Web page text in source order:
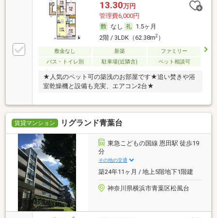
13.30万円
管理費6,000円
なし
1.5ヶ月
2階 / 3LDK（62.38m2）
敷金なし 新築
ファミリー
バス・トイレ別
駐車場(近隣含) ペット相談可
★人気のペット可の築浅のお部屋です★追い焚きや浴
室乾燥機と設備も充実、エアコン2台★
賃貸マンション リグランド青葉台
東急こどもの国線 恩田駅 徒歩19
分
その他の交通
築24年11ヶ月 / 地上5階地下1階建
神奈川県横浜市青葉区松風台